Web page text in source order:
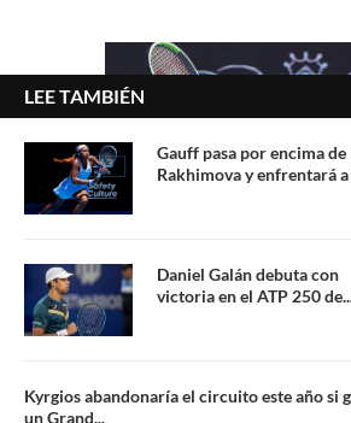
duelo de
NICOLÁS MEJÍA LE APUESTA
DOBLES EN
LEE TAMBIÉN
Gauff pasa por encima de
Rakhimova y enfrentará a
Daniel Galán debuta con
victoria en el ATP 250
Kyrgios abandonaría el circuito este año si
un Grand...